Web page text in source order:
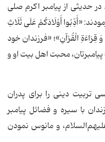
در حدیثی از پیامبر اکرم صلی
«أَدِّبُوا أَوْلَادَکُمْ عَلَی ثَلَاثِ
الْقُرْآنِ»؛ «فرزندان خود
محبت اهل بیت او و
تربیت دینی را برای پدران
با سیره و فضائل پیامبر
و مانوس نمودن